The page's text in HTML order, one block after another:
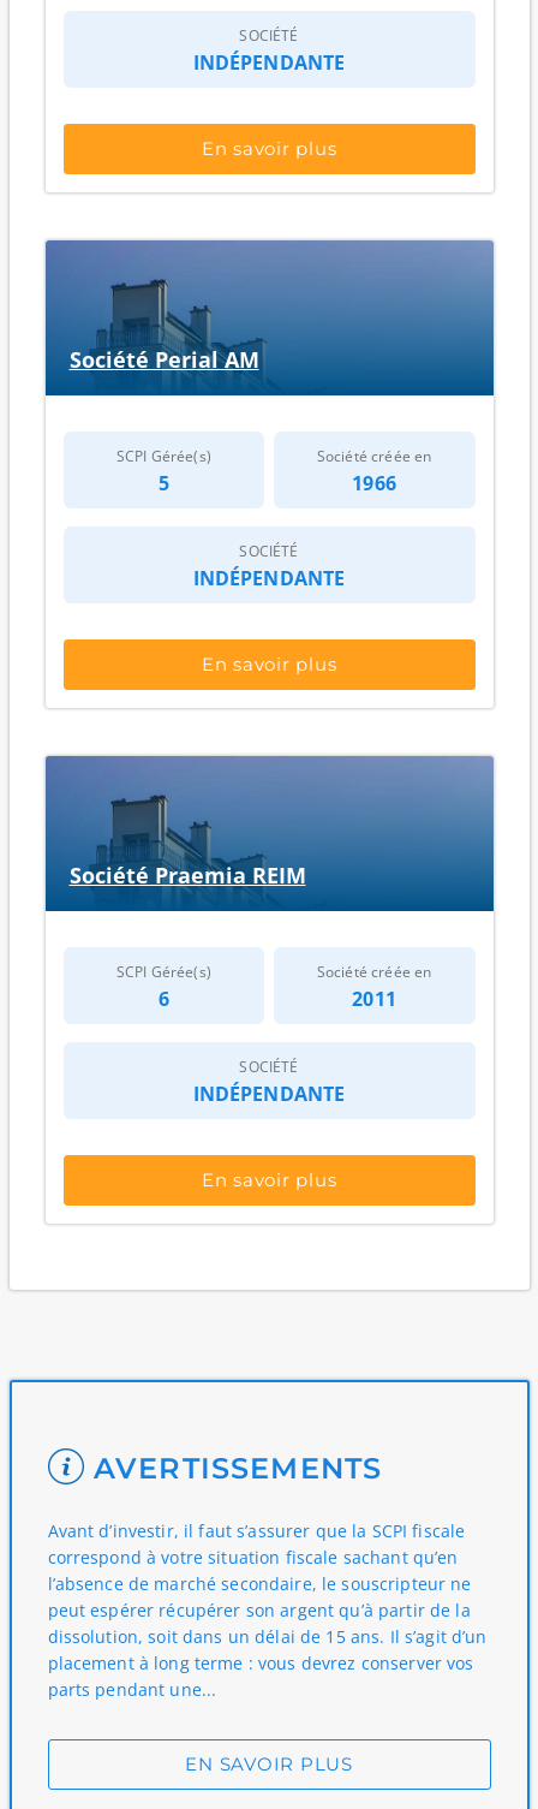
SOCIÉTÉ
INDÉPENDANTE
En savoir plus
Société Perial AM
SCPI Gérée(s)
5
Société créée en
1966
SOCIÉTÉ
INDÉPENDANTE
En savoir plus
Société Praemia REIM
SCPI Gérée(s)
6
Société créée en
2011
SOCIÉTÉ
INDÉPENDANTE
En savoir plus
AVERTISSEMENTS
Avant d’investir, il faut s’assurer que la SCPI fiscale
correspond à votre situation fiscale sachant qu’en
l’absence de marché secondaire, le souscripteur ne
peut espérer récupérer son argent qu’à partir de la
dissolution, soit dans un délai de 15 ans. Il s’agit d’un
placement à long terme : vous devrez conserver vos
parts pendant une...
EN SAVOIR PLUS